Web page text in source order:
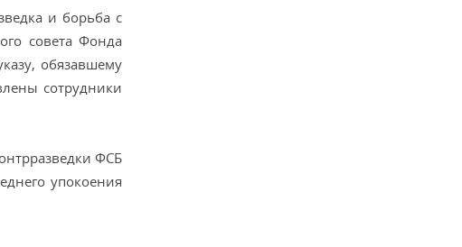
и борьба с
совета Фонда
обязавшему
сотрудники
ФСБ
упокоения